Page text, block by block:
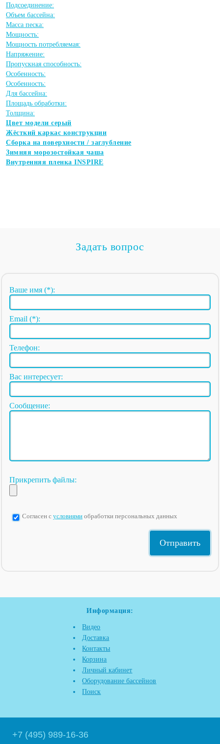
Подсоединение:
Объем бассейна:
Масса песка:
Мощность:
Мощность потребляемая:
Напряжение:
Пропускная способность:
Особенность:
Особенность:
Для бассейна:
Площадь обработки:
Толщина:
Цвет модели серый
Жёсткий каркас конструкции
Сборка на поверхности / заглубление
Зимняя морозостойкая чаша
Внутренняя пленка INSPIRE
Задать вопрос
Ваше имя (*):
Email (*):
Телефон:
Вас интересует:
Сообщение:
Прикрепить файлы:
Согласен с условиями обработки персональных данных
Информация:
Видео
Доставка
Контакты
Корзина
Личный кабинет
Оборудование бассейнов
Поиск
+7 (495) 989-16-36